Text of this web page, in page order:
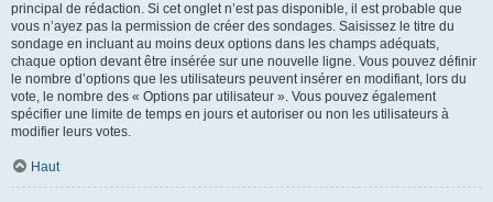
principal de rédaction. Si cet onglet n’est pas disponible, il est probable que
vous n’ayez pas la permission de créer des sondages. Saisissez le titre du
sondage en incluant au moins deux options dans les champs adéquats,
chaque option devant être insérée sur une nouvelle ligne. Vous pouvez définir
le nombre d’options que les utilisateurs peuvent insérer en modifiant, lors du
vote, le nombre des « Options par utilisateur ». Vous pouvez également
spécifier une limite de temps en jours et autoriser ou non les utilisateurs à
modifier leurs votes.
Haut